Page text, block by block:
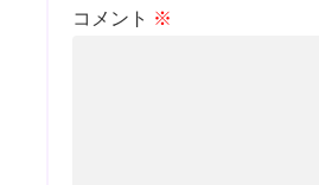
コメント ※